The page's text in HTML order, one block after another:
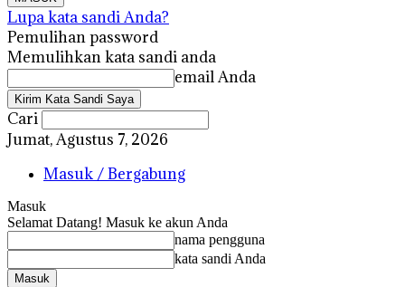
Lupa kata sandi Anda?
Pemulihan password
Memulihkan kata sandi anda
email Anda
Cari
Jumat, Agustus 7, 2026
Masuk / Bergabung
Masuk
Selamat Datang! Masuk ke akun Anda
nama pengguna
kata sandi Anda